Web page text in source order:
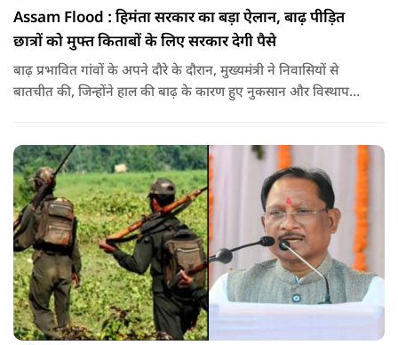
Assam Flood : हिमंता सरकार का बड़ा ऐलान, बाढ़ पीड़ित
छात्रों को मुफ्त किताबों के लिए सरकार देगी पैसे
बाढ़ प्रभावित गांवों के अपने दौरे के दौरान, मुख्यमंत्री ने निवासियों से
बातचीत की, जिन्होंने हाल की बाढ़ के कारण हुए नुकसान और विस्थापन